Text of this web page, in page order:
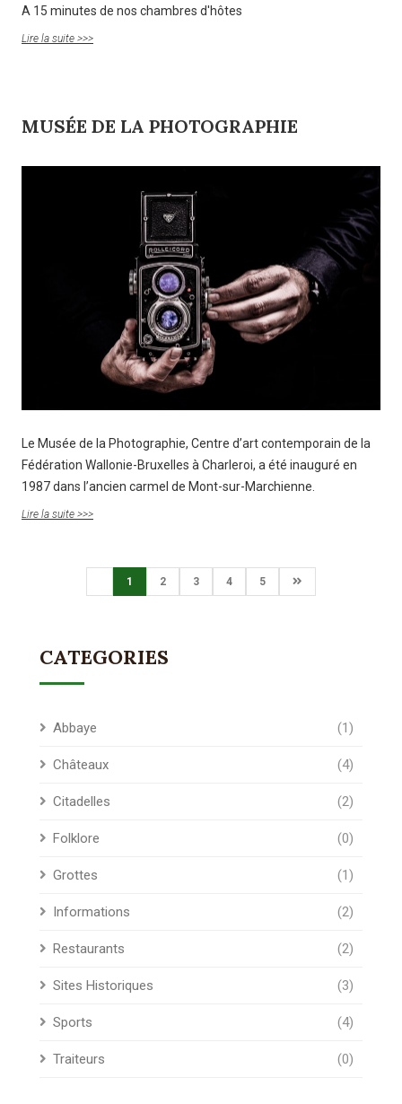
A 15 minutes de nos chambres d'hôtes
Lire la suite >>>
MUSÉE DE LA PHOTOGRAPHIE
Le Musée de la Photographie, Centre d’art contemporain de la
Fédération Wallonie-Bruxelles à Charleroi, a été inauguré en
1987 dans l’ancien carmel de Mont-sur-Marchienne.
Lire la suite >>>
1 2 3 4 5
CATEGORIES
Abbaye (1)
Châteaux (4)
Citadelles (2)
Folklore (0)
Grottes (1)
Informations (2)
Restaurants (2)
Sites Historiques (3)
Sports (4)
Traiteurs (0)